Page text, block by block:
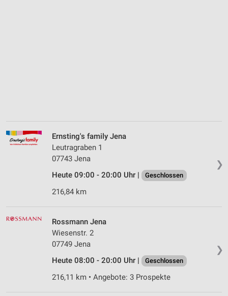
❯
Ernsting's family Jena
Leutragraben 1
07743 Jena
Heute 09:00 - 20:00 Uhr |
Geschlossen
216,84 km
❯
Rossmann Jena
Wiesenstr. 2
07749 Jena
Heute 08:00 - 20:00 Uhr |
Geschlossen
216,11 km • Angebote: 3 Prospekte